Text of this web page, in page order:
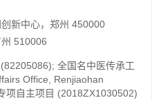
新中心，郑州 450000
510006
(82205086); 全国名中医传承工
Office, Renjiaohan
项自主项目 (2018ZX1030502)